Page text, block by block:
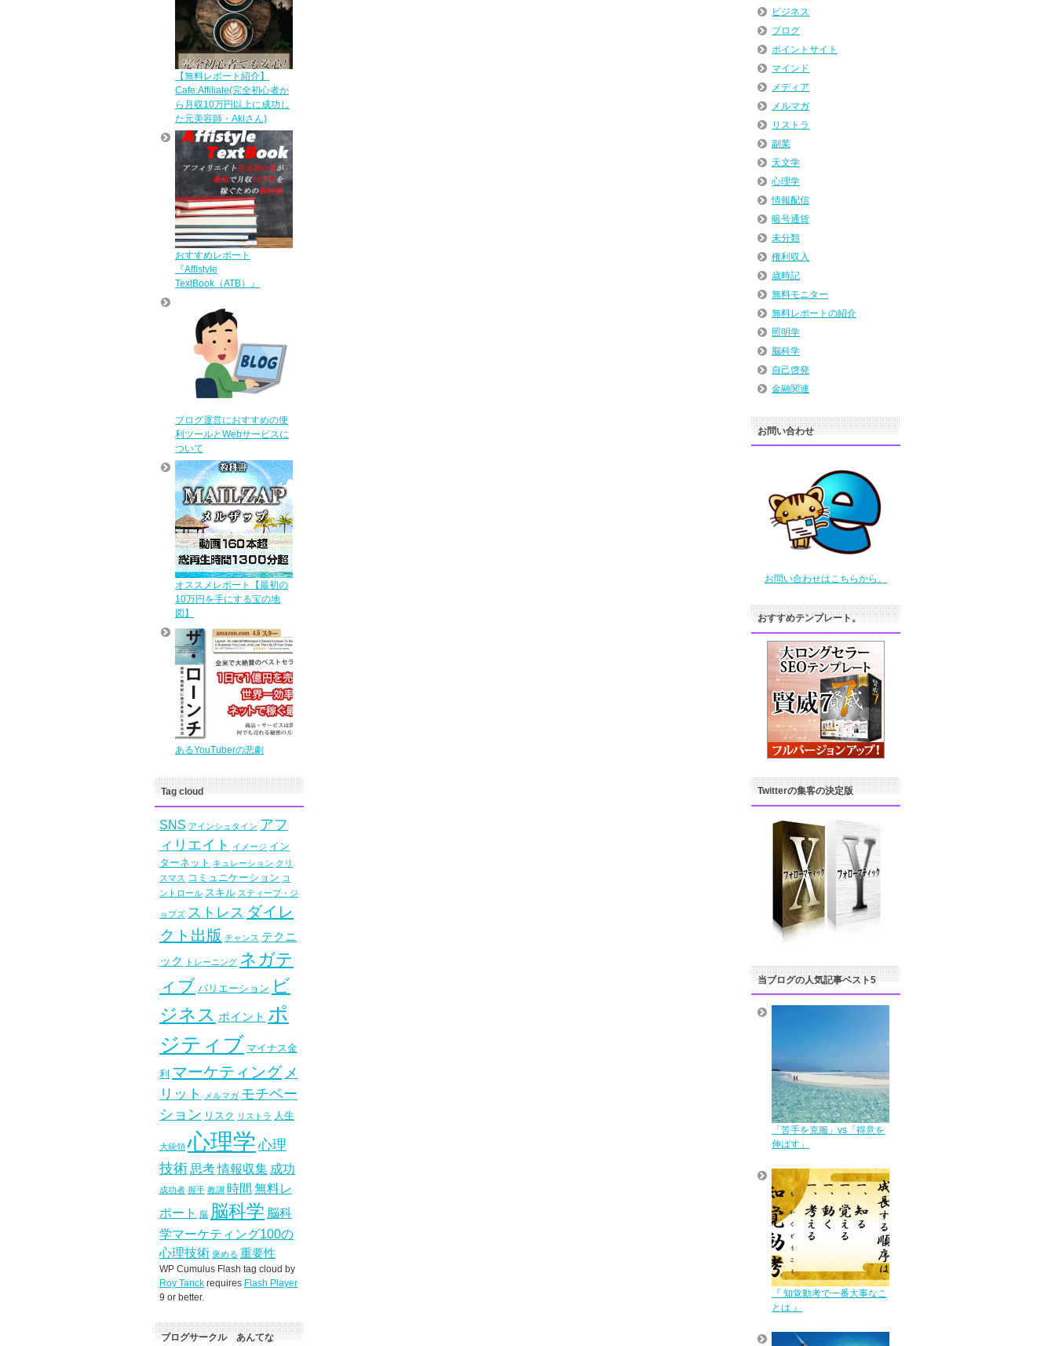
【無料レポート紹介】
Cafe:Affiliate(完全初心者か
ら月収10万円以上に成功し
た元美容師・Akiさん)
おすすめレポート
『Affistyle
TextBook（ATB）』
ブログ運営におすすめの便
利ツールとWebサービスに
ついて
オススメレポート【最初の
10万円を手にする宝の地
図】
あるYouTuberの悲劇
Tag cloud
SNS アインシュタイン アフ
ィリエイト
イメージ イン
ターネット キュレーション クリ
スマス コミュニケーション コ
ントロール スキル スティーブ・ジ
ョブズ ストレス ダイレ
クト出版 チャンス テクニ
ック
トレーニング ネガテ
ィブ バリエーション ビ
ジネス ポイント ポ
ジティブ マイナス金
利 マーケティング メ
リット
メルマガ モチベー
ション リスク リストラ 人生
大統領 心理学 心理
技術 思考情報収集 成功
成功者 握手 教訓 時間 無料レ
ポート
脳 脳科学 脳科
学マーケティング100の
心理技術 褒める 重要性
WP Cumulus Flash tag cloud by
Roy Tanck requires Flash Player
9 or better.
ブログサークル あんてな
ビジネス
ブログ
ポイントサイト
マインド
メディア
メルマガ
リストラ
副業
天文学
心理学
情報配信
暗号通貨
未分類
権利収入
歳時記
無料モニター
無料レポートの紹介
照明学
脳科学
自己啓発
金融関連
お問い合わせ
お問い合わせはこちらから。
おすすめテンプレート。
Twitterの集客の決定版
当ブログの人気記事ベスト5
「苦手を克服」vs「得意を
伸ばす」
『 知覚動考で一番大事なこ
とは 』